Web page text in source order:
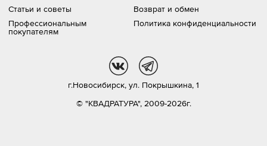
Статьи и советы
Профессиональным
покупателям
Возврат и обмен
Политика конфиденциальности
© "КВАДРАТУРА", 2009-2026г.
г.Новосибирск, ул. Покрышкина, 1
tg